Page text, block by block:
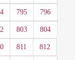
795 796
803 804
811 812